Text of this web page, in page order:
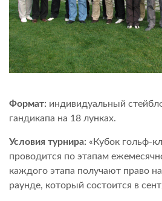
Формат: индивидуальный
гандикапа на 18 лунках.
Условия турнира: «Кубок гольф-
проводится по этапам
каждого этапа получают право
раунде, который состоится в